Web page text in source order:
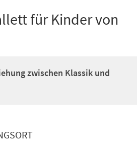
für Kinder von
zwischen Klassik und